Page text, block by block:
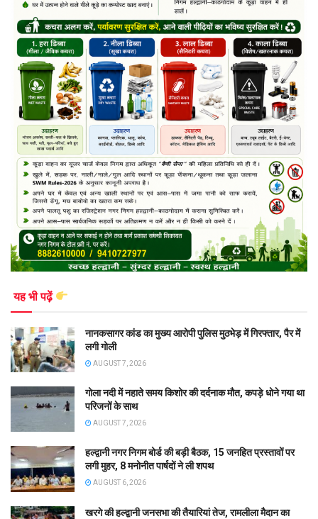
यह भी पढ़ें
नानकसागर कांड का मुख्य आरोपी पुलिस मुठभेड़ में गिरफ्तार, पैर में
लगी गोली
AUGUST 7, 2026
गोला नदी में नहाते समय किशोर की दर्दनाक मौत, कपड़े धोने गया था
परिजनों के साथ
AUGUST 7, 2026
हल्द्वानी नगर निगम बोर्ड की बड़ी बैठक, 15 जनहित प्रस्तावों पर
लगी मुहर, 8 मनोनीत पार्षदों ने ली शपथ
AUGUST 6, 2026
खरगे की हल्द्वानी जनसभा की तैयारियां तेज, रामलीला मैदान का